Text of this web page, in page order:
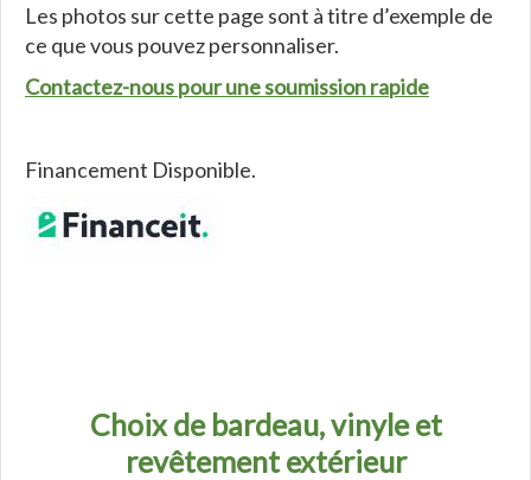
Les photos sur cette page sont à titre d’exemple de
ce que vous pouvez personnaliser.
Contactez-nous pour une soumission rapide
Financement Disponible.
Choix de bardeau, vinyle et
revêtement extérieur